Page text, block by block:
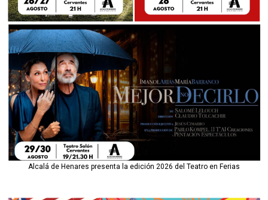
Alcalá de Henares presenta la edición 2026 del Teatro en Ferias